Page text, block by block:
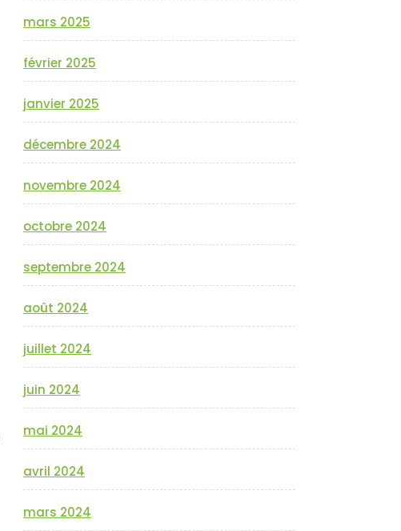
mars 2025
février 2025
janvier 2025
décembre 2024
novembre 2024
octobre 2024
septembre 2024
août 2024
juillet 2024
juin 2024
mai 2024
avril 2024
mars 2024